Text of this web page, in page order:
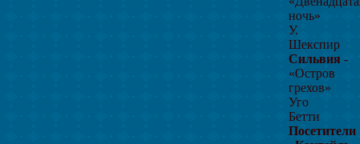
ночь»
У.
Шекспир
Сильвия -
«Остров
грехов»
Уго
Бетти
Посетители